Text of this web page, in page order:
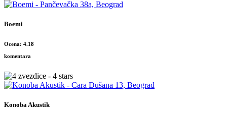
Boemi
Ocena: 4.18
komentara
Konoba Akustik